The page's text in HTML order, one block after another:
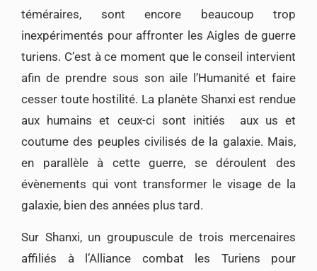
téméraires, sont encore beaucoup trop
inexpérimentés pour affronter les Aigles de guerre
turiens. C’est à ce moment que le conseil intervient
afin de prendre sous son aile l’Humanité et faire
cesser toute hostilité. La planète Shanxi est rendue
aux humains et ceux-ci sont initiés aux us et
coutume des peuples civilisés de la galaxie. Mais,
en parallèle à cette guerre, se déroulent des
évènements qui vont transformer le visage de la
galaxie, bien des années plus tard.
Sur Shanxi, un groupuscule de trois mercenaires
affiliés à l’Alliance combat les Turiens pour